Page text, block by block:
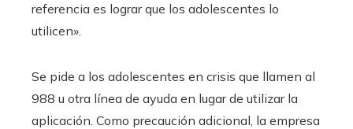
referencia es lograr que los adolescentes lo
utilicen».
Se pide a los adolescentes en crisis que llamen al
988 u otra línea de ayuda en lugar de utilizar la
aplicación. Como precaución adicional, la empresa